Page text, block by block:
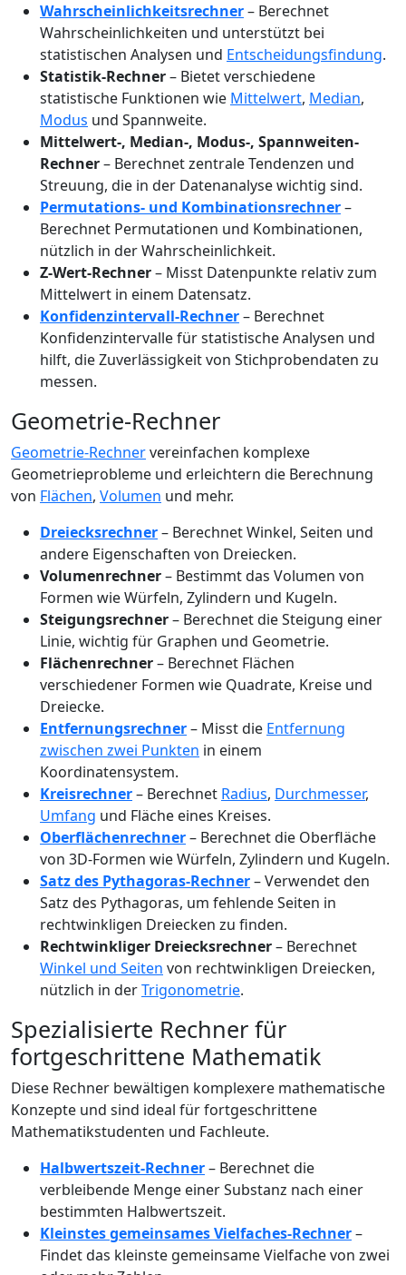
Wahrscheinlichkeitsrechner– Berechnet
Wahrscheinlichkeiten und unterstützt bei
statistischen Analysen und Entscheidungsfindung.
Statistik-Rechner– Bietet verschiedene
statistische Funktionen wie Mittelwert, Median,
Modus und Spannweite.
Mittelwert-, Median-, Modus-, Spannweiten-
Rechner– Berechnet zentrale Tendenzen und
Streuung, die in der Datenanalyse wichtig sind.
Permutations- und Kombinationsrechner–
Berechnet Permutationen und Kombinationen,
nützlich in der Wahrscheinlichkeit.
Z-Wert-Rechner– Misst Datenpunkte relativ zum
Mittelwert in einem Datensatz.
Konfidenzintervall-Rechner– Berechnet
Konfidenzintervalle für statistische Analysen und
hilft, die Zuverlässigkeit von Stichprobendaten zu
messen.
Geometrie-Rechner
Geometrie-Rechnervereinfachen komplexe
Geometrieprobleme und erleichtern die Berechnung
von Flächen, Volumen und mehr.
Dreiecksrechner– Berechnet Winkel, Seiten und
andere Eigenschaften von Dreiecken.
Volumenrechner– Bestimmt das Volumen von
Formen wie Würfeln, Zylindern und Kugeln.
Steigungsrechner– Berechnet die Steigung einer
Linie, wichtig für Graphen und Geometrie.
Flächenrechner– Berechnet Flächen
verschiedener Formen wie Quadrate, Kreise und
Dreiecke.
Entfernungsrechner– Misst die Entfernung
zwischen zwei Punkten in einem
Koordinatensystem.
Kreisrechner– Berechnet Radius, Durchmesser,
Umfang und Fläche eines Kreises.
Oberflächenrechner– Berechnet die Oberfläche
von 3D-Formen wie Würfeln, Zylindern und Kugeln.
Satz des Pythagoras-Rechner– Verwendet den
Satz des Pythagoras, um fehlende Seiten in
rechtwinkligen Dreiecken zu finden.
Rechtwinkliger Dreiecksrechner– Berechnet
Winkel und Seiten von rechtwinkligen Dreiecken,
nützlich in derTrigonometrie.
Spezialisierte Rechner für
fortgeschrittene Mathematik
Diese Rechner bewältigen komplexere mathematische
Konzepte und sind ideal für fortgeschrittene
Mathematikstudenten und Fachleute.
Halbwertszeit-Rechner– Berechnet die
verbleibende Menge einer Substanz nach einer
bestimmten Halbwertszeit.
Kleinstes gemeinsames Vielfaches-Rechner–
Findet das kleinste gemeinsame Vielfache von zwei